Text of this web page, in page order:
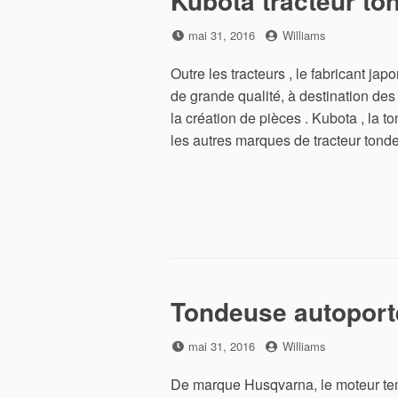
Posted
mai 31, 2016 by
Williams
Outre les tracteurs , le fabricant
de grande qualité, à destination
la création de pièces . Kubota , la
les autres marques de tracteur
Tondeuse
Posted
mai 31, 2016 by
Williams
De marque Husqvarna, le moteur